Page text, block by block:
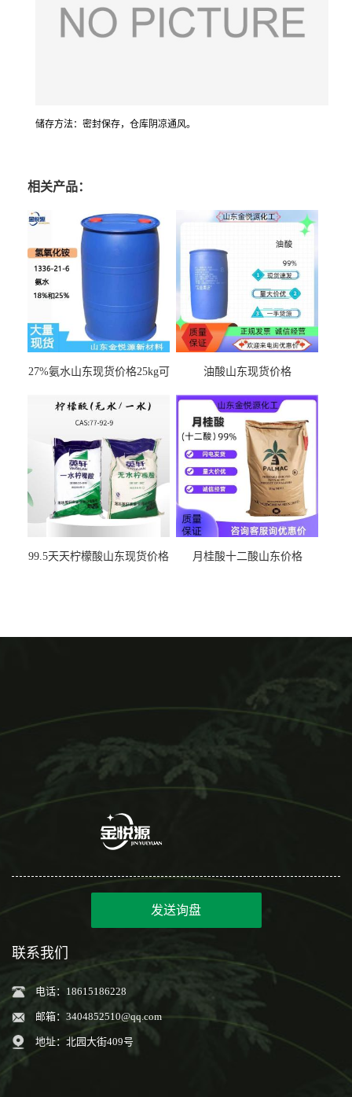
储存方法：密封保存，仓库阴凉通风。
相关产品：
27%氨水山东现货价格25kg可
油酸山东现货价格
99.5天天柠檬酸山东现货价格 月桂酸十二酸山东价格
发送询盘
联系我们
电话：18615186228
邮箱： 3404852510@qq.com
地址：北园大街409号